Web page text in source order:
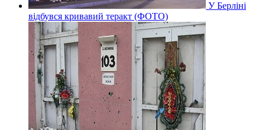
У Берліні
відбувся кривавий теракт (ФОТО)